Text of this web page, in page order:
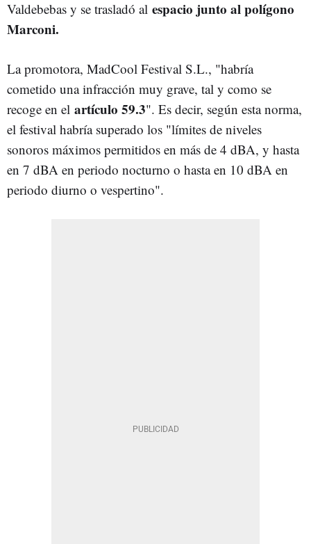
Valdebebas y se trasladó al espacio junto al polígono
Marconi.
La promotora, MadCool Festival S.L., "habría
cometido una infracción muy grave, tal y como se
recoge en el artículo 59.3". Es decir, según esta norma,
el festival habría superado los "límites de niveles
sonoros máximos permitidos en más de 4 dBA, y hasta
en 7 dBA en periodo nocturno o hasta en 10 dBA en
periodo diurno o vespertino".